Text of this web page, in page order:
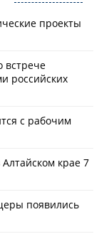
проекты
встрече
российских
с рабочим
крае 7
появились